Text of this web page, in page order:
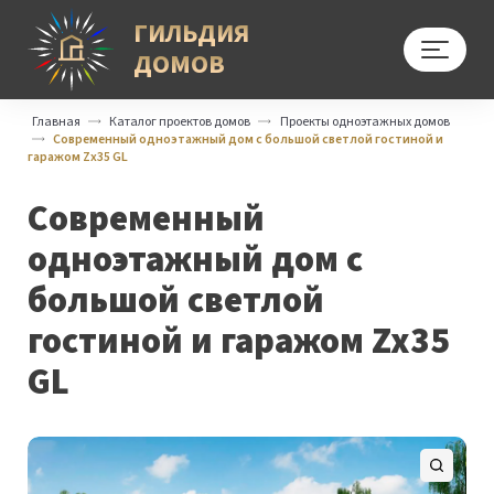
ГИЛЬДИЯ
ДОМОВ
Меню
Главная Каталог проектов домов
Проекты одноэтажных домов
Современный одноэтажный дом с большой светлой гостиной и
гаражом Zx35 GL
Современный
одноэтажный дом с
большой светлой
гостиной и гаражом Zx35
GL